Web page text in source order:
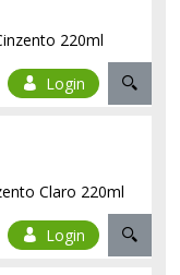
220ml
Login
Claro 220ml
Login